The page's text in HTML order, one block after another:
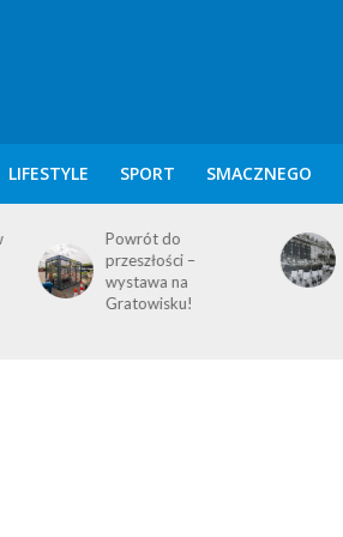
LIFESTYLE SPORT SMACZNEGO
KALENDARIUM
POZNAŃSKIE – 8
SIERPNIA